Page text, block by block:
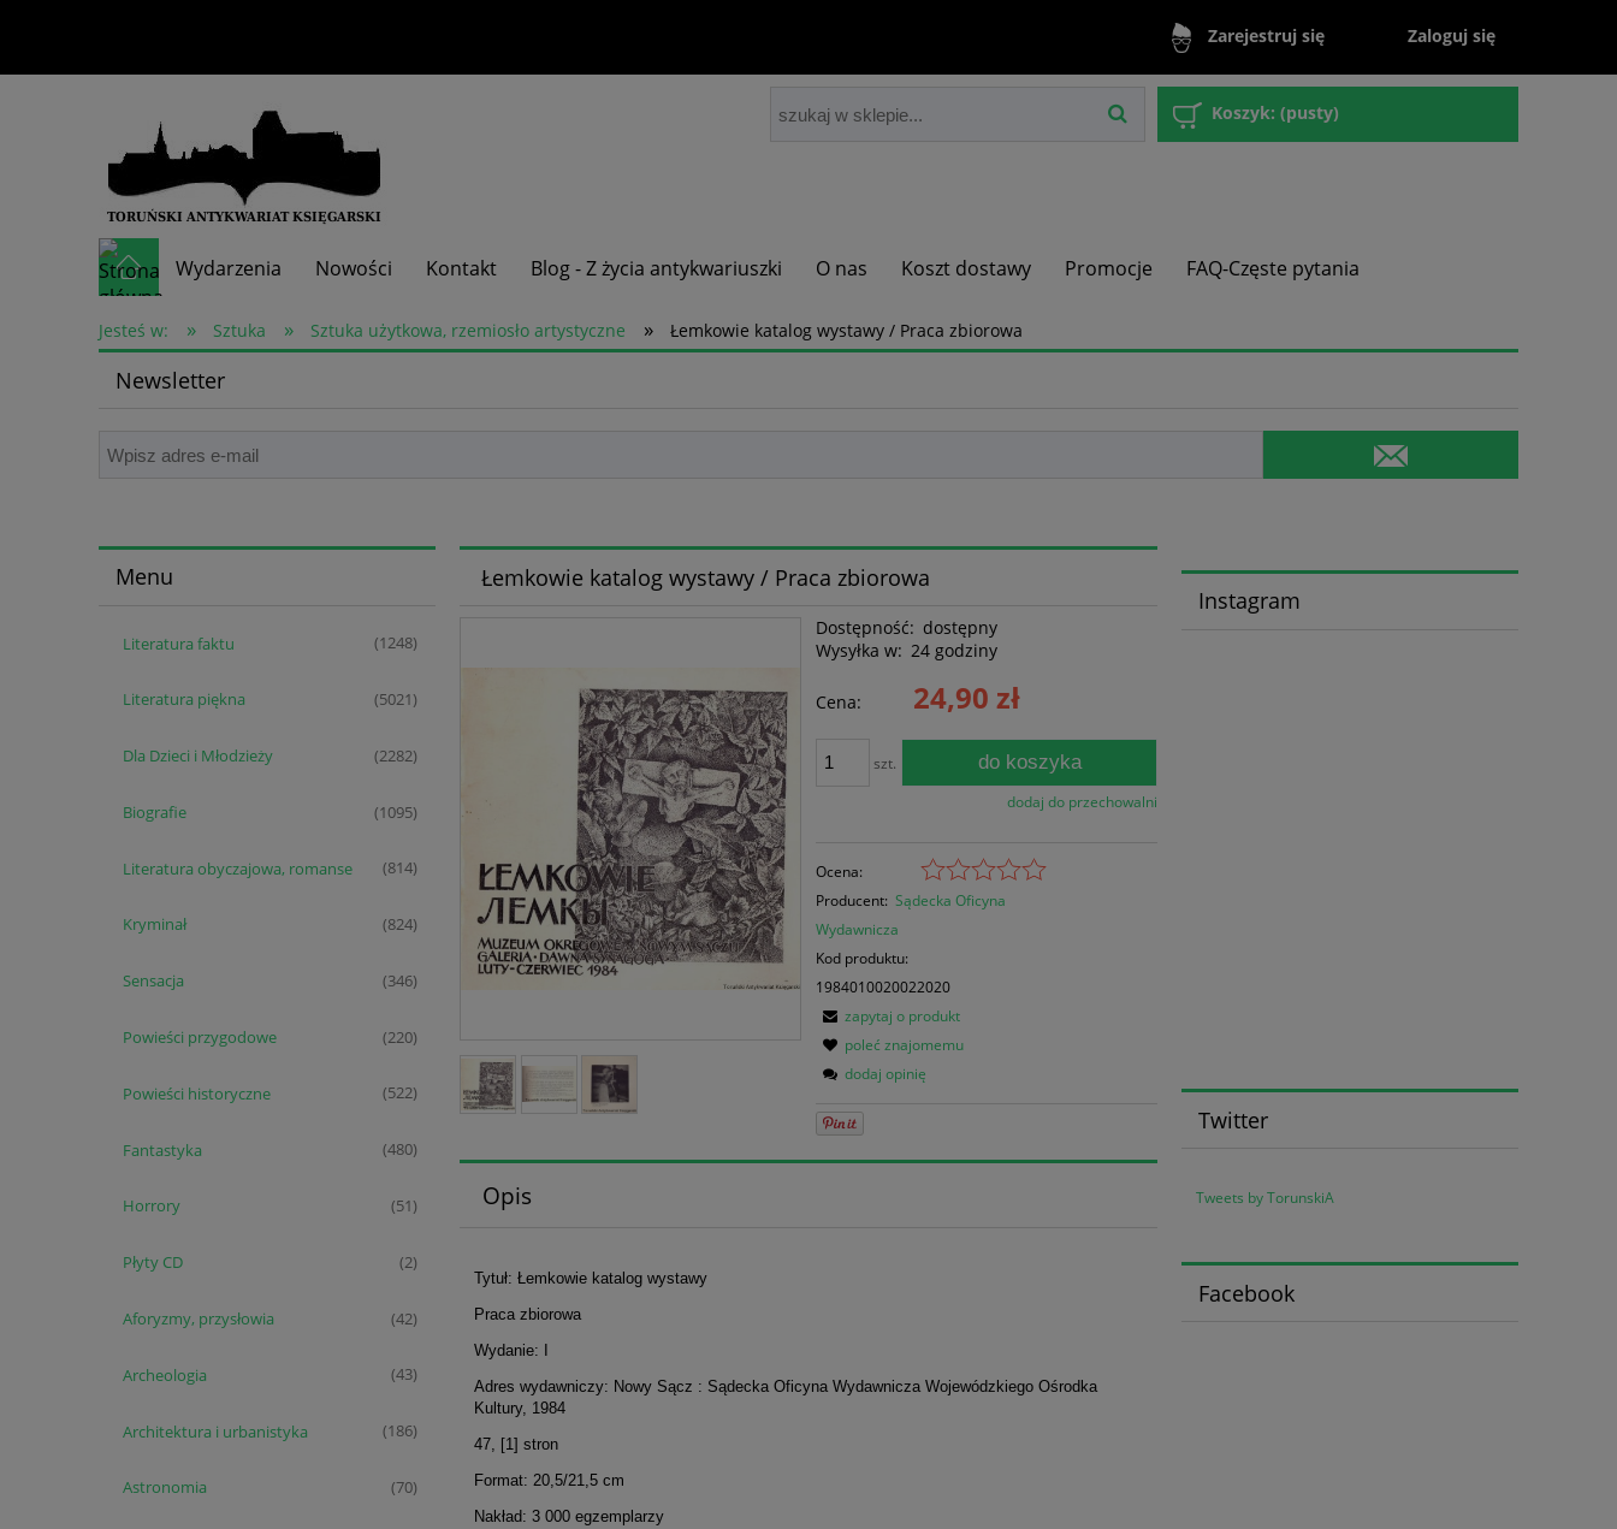
Zarejestruj się Zaloguj się
Koszyk: (pusty)
Wydarzenia Nowości Kontakt Blog - Z życia antykwariuszki O nas Koszt dostawy Promocje FAQ-Częste pytania
Skup książek
Jesteś w: » Sztuka » Sztuka użytkowa, rzemiosło artystyczne » Łemkowie katalog wystawy / Praca zbiorowa
Newsletter
Menu
Literatura faktu (1248)
Literatura piękna (5021)
Dla Dzieci i Młodzieży (2282)
Biografie (1095)
Literatura obyczajowa, romanse (814)
Kryminał (824)
Sensacja (346)
Powieści przygodowe (220)
Powieści historyczne (522)
Fantastyka (480)
Horrory (51)
Płyty CD (2)
Aforyzmy, przysłowia (42)
Archeologia (43)
Architektura i urbanistyka (186)
Astronomia (70)
Łemkowie katalog wystawy / Praca zbiorowa
Dostępność: dostępny
Wysyłka w: 24 godziny
Cena: 24,90 zł
szt. do koszyka
dodaj do przechowalni
Ocena:
Producent: Sądecka Oficyna
Wydawnicza
Kod produktu:
1984010020022020
zapytaj o produkt
poleć znajomemu
dodaj opinię
Opis
Tytuł: Łemkowie katalog wystawy
Praca zbiorowa
Wydanie: I
Adres wydawniczy: Nowy Sącz : Sądecka Oficyna Wydawnicza Wojewódzkiego Ośrodka
Kultury, 1984
47, [1] stron
Format: 20,5/21,5 cm
Nakład: 3 000 egzemplarzy
Instagram
Twitter
Tweets by TorunskiA
Facebook